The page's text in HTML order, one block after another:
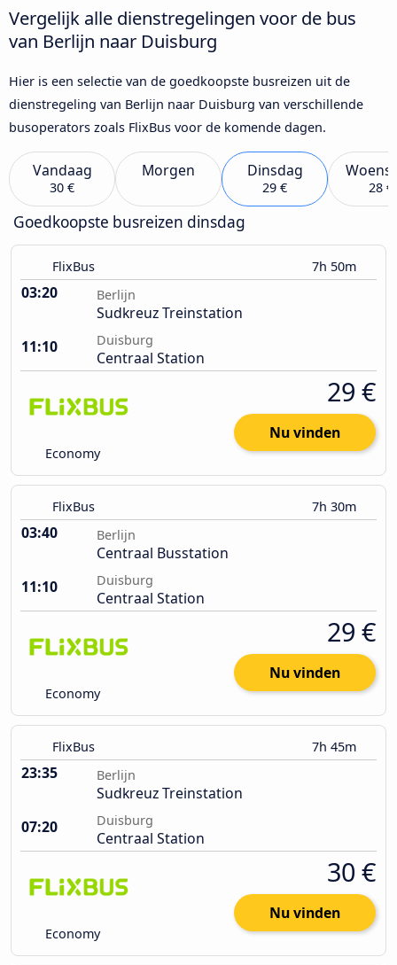
Vergelijk alle dienstregelingen voor de bus
van Berlijn naar Duisburg
Hier is een selectie van de goedkoopste busreizen uit de
dienstregeling van Berlijn naar Duisburg van verschillende
busoperators zoals FlixBus voor de komende dagen.
Vandaag
30 €
Morgen Dinsdag
29 € 28 €
Goedkoopste busreizen dinsdag
FlixBus 7h 50m
03:20 Berlijn
Sudkreuz Treinstation
11:10
Duisburg
Centraal Station
Economy
29 €
Nu vinden
FlixBus 7h 30m
03:40 Berlijn
Centraal Busstation
11:10
Duisburg
Centraal Station
Economy
29 €
Nu vinden
FlixBus 7h 45m
23:35 Berlijn
Sudkreuz Treinstation
07:20
Duisburg
Centraal Station
Economy
30 €
Nu vinden